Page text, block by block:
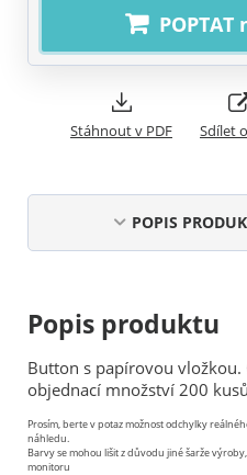
POPTAT
Stáhnout v PDF Sdílet
POPIS
Popis produktu
Button s papírovou
objednací množství 200
Prosím, berte v potaz možnost odchylky
náhledu.
Barvy se mohou lišit z důvodu jiné šarže
monitoru